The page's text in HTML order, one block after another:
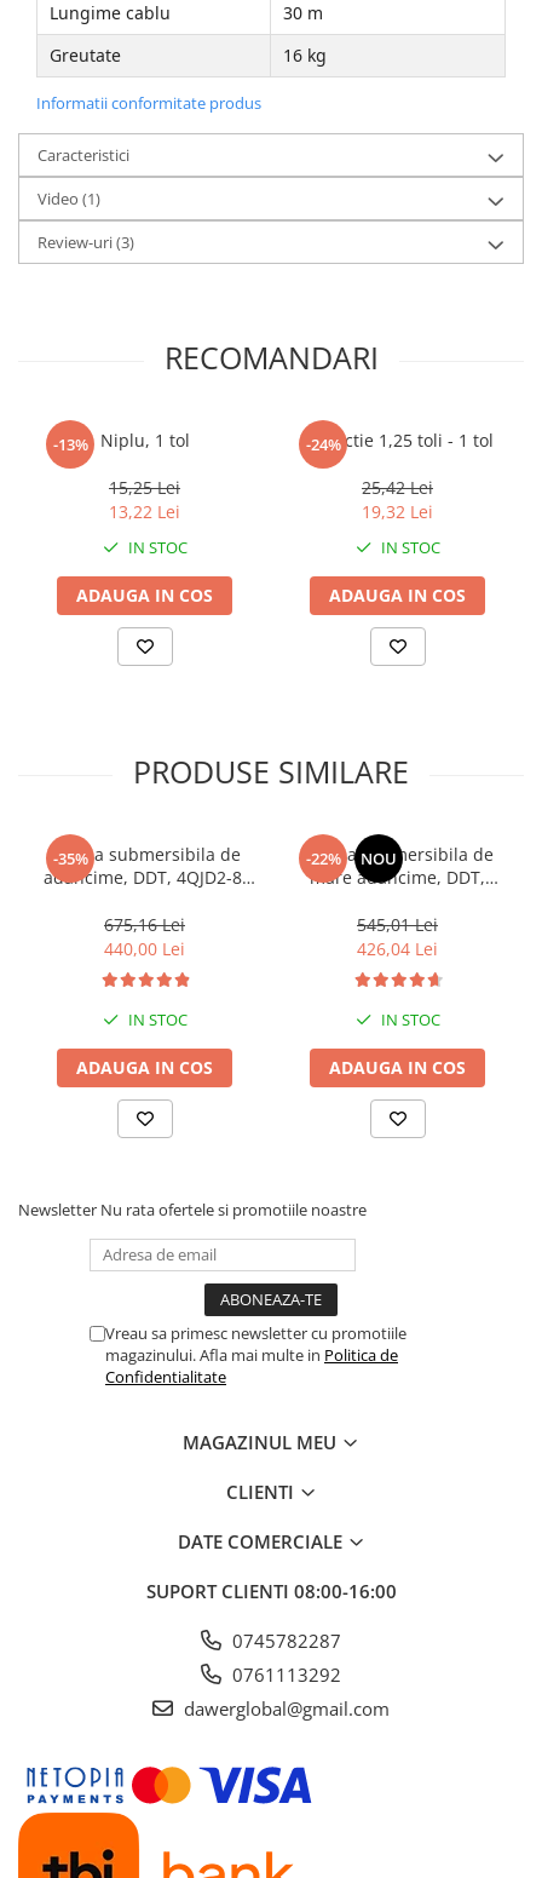
Lungime cablu
30 m
Greutate
16 kg
Informatii conformitate produs
Caracteristici
Video (1)
Review-uri(3)
RECOMANDARI
-13% Niplu, 1 tol
15,25 Lei
13,22 Lei
IN STOC
ADAUGA IN COS
-24%
Reductie 1,25 toli - 1 tol
25,42 Lei
19,32 Lei
IN STOC
ADAUGA IN COS
PRODUSE SIMILARE
-35%
Pompa submersibila de
adancime, DDT, 4QJD2-8,
25 metri cablu
675,16 Lei
440,00 Lei
IN STOC
ADAUGA IN COS
-22% NOU
Pompa submersibila de
mare adancime, DDT,
turbine
545,01 Lei
426,04 Lei
IN STOC
ADAUGA IN COS
Newsletter Nu rata ofertele si promotiile noastre
Vreau sa primesc newsletter cu promotiile
magazinului. Afla mai multe in Politica de
Confidentialitate
MAGAZINUL MEU
CLIENTI
DATE COMERCIALE
SUPORT CLIENTI 08:00-16:00
0745782287
0761113292
dawerglobal@gmail.com